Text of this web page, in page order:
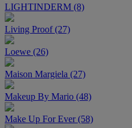
LIGHTINDERM (8)
Living Proof (27)
Loewe (26)
Maison Margiela (27)
Makeup By Mario (48)
Make Up For Ever (58)